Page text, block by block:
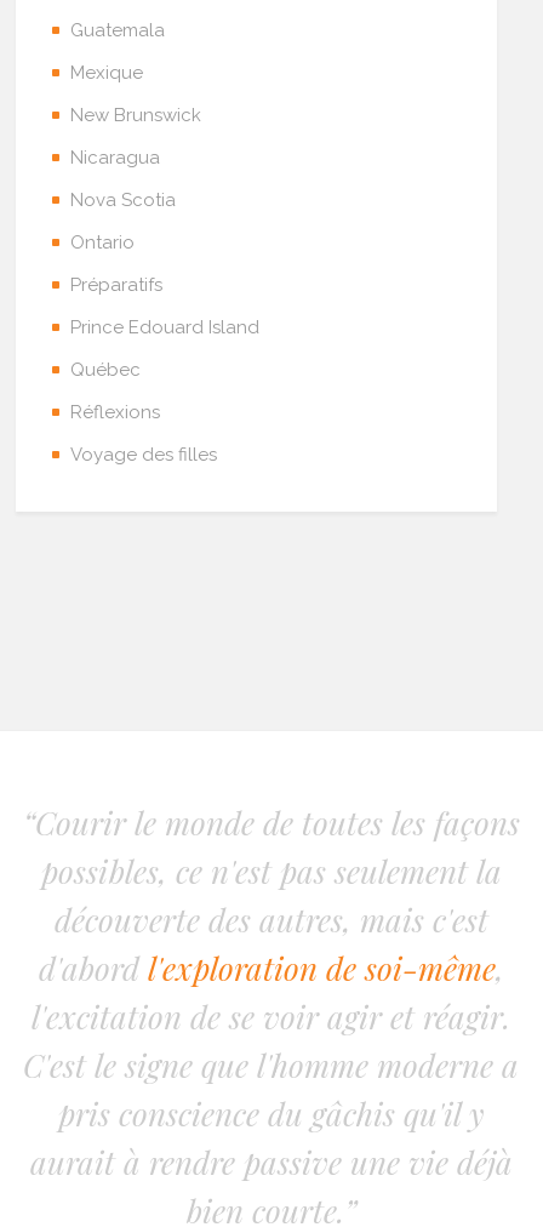
Guatemala
Mexique
New Brunswick
Nicaragua
Nova Scotia
Ontario
Préparatifs
Prince Edouard Island
Québec
Réflexions
Voyage des filles
“Courir le monde de toutes les façons
possibles, ce n'est pas seulement la
découverte des autres, mais c'est
d'abord l'exploration de soi-même,
l'excitation de se voir agir et réagir.
C'est le signe que l'homme moderne a
pris conscience du gâchis qu'il y
aurait à rendre passive une vie déjà
bien courte.”